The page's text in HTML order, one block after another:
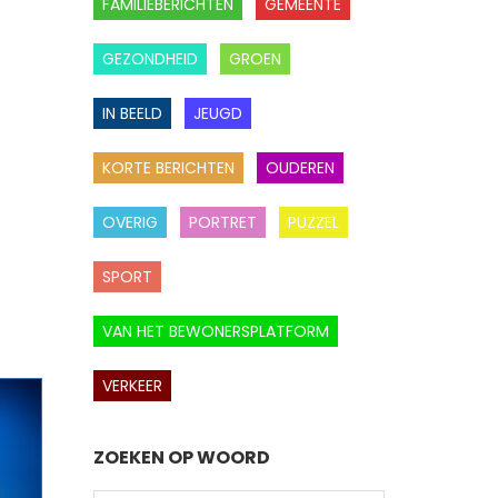
FAMILIEBERICHTEN GEMEENTE
GEZONDHEID GROEN
IN BEELD JEUGD
KORTE BERICHTEN OUDEREN
OVERIG PORTRET PUZZEL
SPORT
VAN HET BEWONERSPLATFORM
VERKEER
ZOEKEN OP WOORD